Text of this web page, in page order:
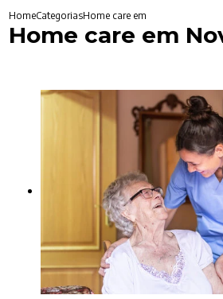
HomeCategoriasHome care em Nova Lima
Home care em